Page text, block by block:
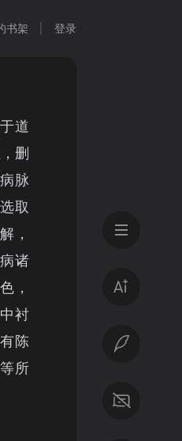
书架 登录
道
删
脉
取
，
诸
，
衬
陈
所